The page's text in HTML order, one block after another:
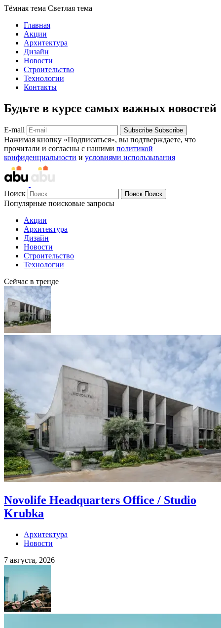
Тёмная тема Светлая тема
Главная
Акции
Архитектура
Дизайн
Новости
Строительство
Технологии
Контакты
Будьте в курсе самых важных новостей
E-mail Subscribe Subscribe
Нажимая кнопку «Подписаться», вы подтверждаете, что
прочитали и согласны с нашими политикой
конфиденциальности и условиями использывания
Поиск Поиск Поиск
Популярные поисковые запросы
Акции
Архитектура
Дизайн
Новости
Строительство
Технологии
Сейчас в тренде
Novolife Headquarters Office / Studio
Krubka
Архитектура
Новости
7 августа, 2026